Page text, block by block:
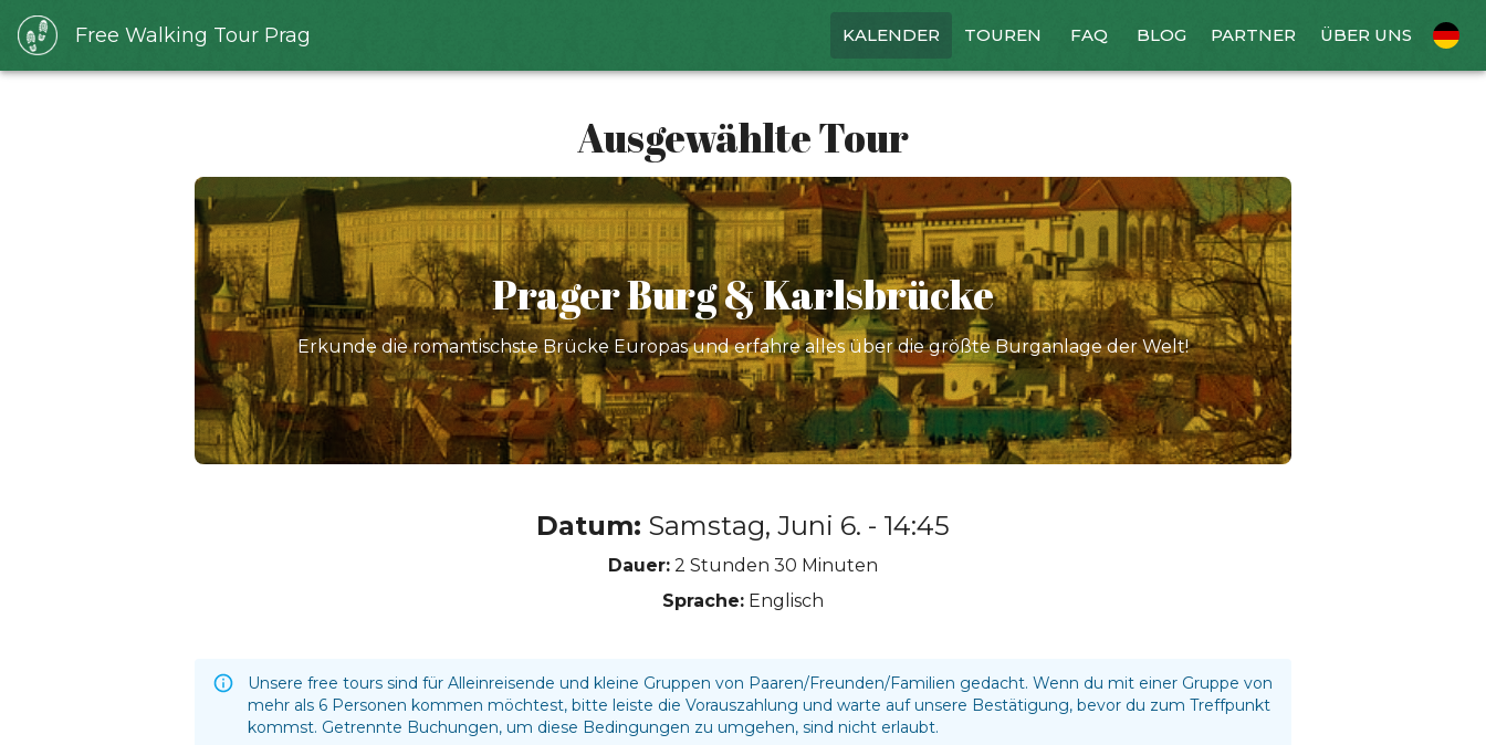
Free Walking Tour Prag KALENDER TOUREN FAQ BLOG PARTNER ÜBER UNS
Ausgewählte Tour
Prager Burg & Karlsbrücke
Erkunde die romantischste Brücke Europas und erfahre alles über die größte Burganlage der Welt!
Datum: Samstag, Juni 6. - 14:45
Dauer: 2 Stunden 30 Minuten
Sprache: Englisch
Unsere free tours sind für Alleinreisende und kleine Gruppen von Paaren/Freunden/Familien gedacht. Wenn du mit einer Gruppe von
mehr als 6 Personen kommen möchtest, bitte leiste die Vorauszahlung und warte auf unsere Bestätigung, bevor du zum Treffpunkt
kommst. Getrennte Buchungen, um diese Bedingungen zu umgehen, sind nicht erlaubt.